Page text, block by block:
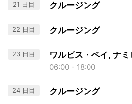
21 日目 クルージング
22 日目 クルージング
23 日目 ワルビス・ベイ, ナミ
06:00 - 18:00
24 日目 クルージング